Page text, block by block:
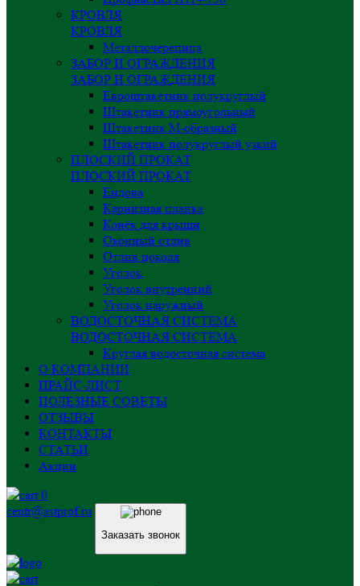
КРОВЛЯ
КРОВЛЯ
Металлочерепица
ЗАБОР И ОГРАЖДЕНИЯ
ЗАБОР И ОГРАЖДЕНИЯ
Евроштакетник полукруглый
Штакетник прямоугольный
Штакетник М-образный
Штакетник полукруглый узкий
ПЛОСКИЙ ПРОКАТ
ПЛОСКИЙ ПРОКАТ
Ендова
Карнизная планка
Конёк для крыши
Оконный отлив
Отлив цоколя
Уголок
Уголок внутренний
Уголок наружный
ВОДОСТОЧНАЯ СИСТЕМА
ВОДОСТОЧНАЯ СИСТЕМА
Круглая водосточная система
О КОМПАНИИ
ПРАЙС-ЛИСТ
ПОЛЕЗНЫЕ СОВЕТЫ
ОТЗЫВЫ
КОНТАКТЫ
СТАТЬИ
Акции
0
centr@astprof.ru
Заказать звонок